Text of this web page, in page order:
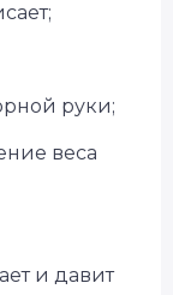
руки;
веса
и давит